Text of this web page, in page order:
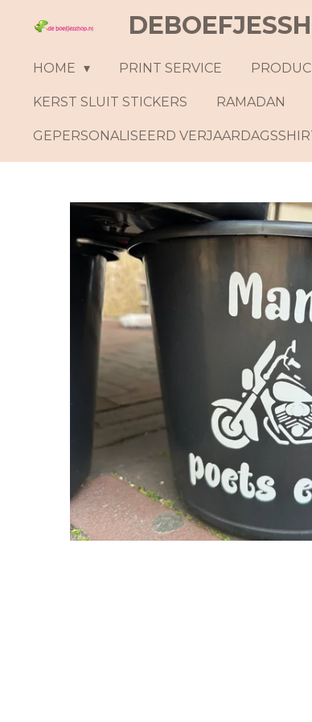
hoofdinhoud
HOME PRINT SERVICE
KERST SLUIT STICKERS RAMADAN
GEPERSONALISEERD